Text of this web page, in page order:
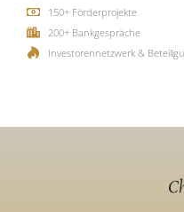
150+ Förderprojekte
200+ Bankgespräche
Investorennetzwerk &